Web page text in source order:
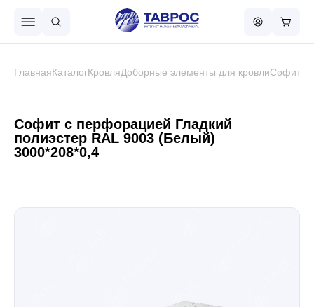
Металлочерепица
ГлавнаяКаталогКровляДоборные элементы для кровлиСофит с
Софит с перфорацией Гладкий
полиэстер RAL 9003 (Белый)
3000*208*0,4